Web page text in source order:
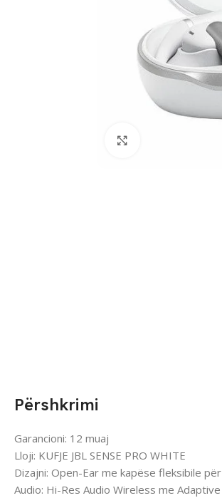
Përshkrimi
Garancioni: 12 muaj
Lloji: KUFJE JBL SENSE PRO WHITE
Dizajni: Open-Ear me kapëse fleksibile
Audio: Hi-Res Audio Wireless me